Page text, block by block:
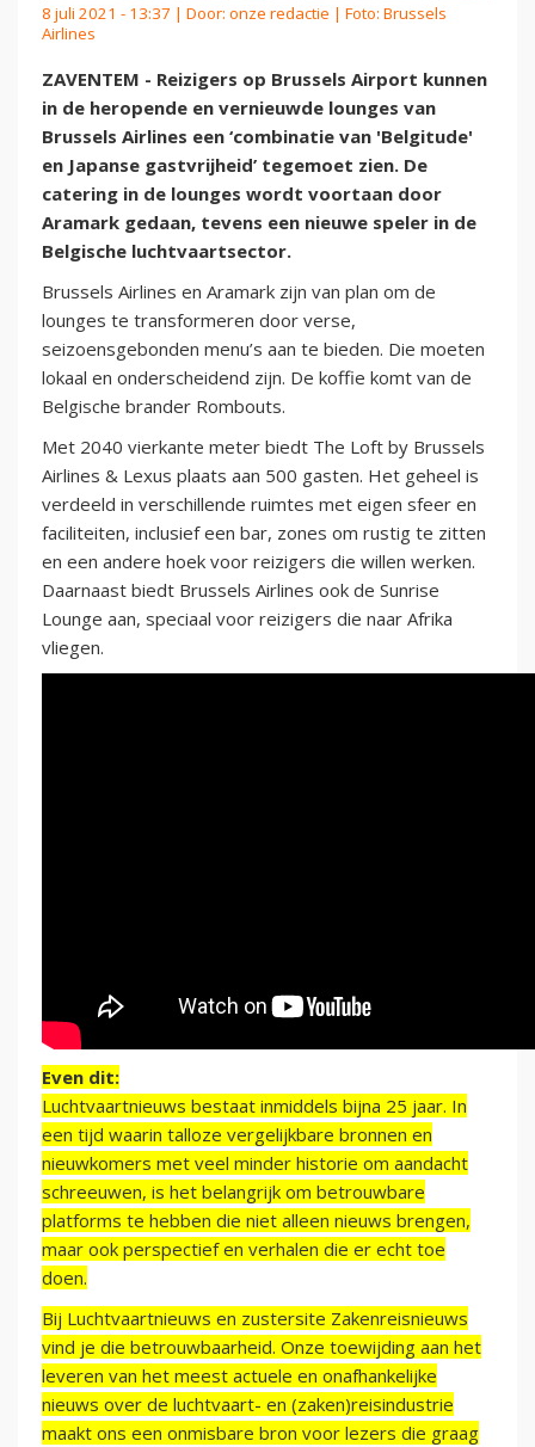
8 juli 2021 - 13:37 | Door: onze redactie | Foto: Brussels
Airlines
ZAVENTEM - Reizigers op Brussels Airport kunnen
in de heropende en vernieuwde lounges van
Brussels Airlines een ‘combinatie van 'Belgitude'
en Japanse gastvrijheid’ tegemoet zien. De
catering in de lounges wordt voortaan door
Aramark gedaan, tevens een nieuwe speler in de
Belgische luchtvaartsector.
Brussels Airlines en Aramark zijn van plan om de
lounges te transformeren door verse,
seizoensgebonden menu’s aan te bieden. Die moeten
lokaal en onderscheidend zijn. De koffie komt van de
Belgische brander Rombouts.
Met 2040 vierkante meter biedt The Loft by Brussels
Airlines & Lexus plaats aan 500 gasten. Het geheel is
verdeeld in verschillende ruimtes met eigen sfeer en
faciliteiten, inclusief een bar, zones om rustig te zitten
en een andere hoek voor reizigers die willen werken.
Daarnaast biedt Brussels Airlines ook de Sunrise
Lounge aan, speciaal voor reizigers die naar Afrika
vliegen.
Even dit:
Luchtvaartnieuws bestaat inmiddels bijna 25 jaar. In
een tijd waarin talloze vergelijkbare bronnen en
nieuwkomers met veel minder historie om aandacht
schreeuwen, is het belangrijk om betrouwbare
platforms te hebben die niet alleen nieuws brengen,
maar ook perspectief en verhalen die er echt toe
doen.
Bij Luchtvaartnieuws en zustersite Zakenreisnieuws
vind je die betrouwbaarheid. Onze toewijding aan het
leveren van het meest actuele en onafhankelijke
nieuws over de luchtvaart- en (zaken)reisindustrie
maakt ons een onmisbare bron voor lezers die graag